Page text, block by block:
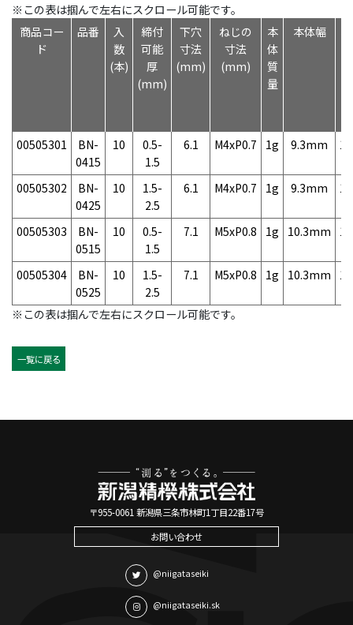
※この表は掴んで左右にスクロール可能です。
商品コー
ド
品番
入
数
(本)
締付
可能
厚
(mm)
下穴
寸法
(mm)
ねじの
寸法
(mm)
本
体
質
量
本体幅
00505301
BN-
0415
10
0.5-
1.5
6.1 M4xP0.7 1g 9.3mm
00505302
BN-
0425
10
1.5-
2.5
6.1 M4xP0.7 1g 9.3mm
00505303
BN-
0515
10
0.5-
1.5
7.1 M5xP0.8 1g 10.3mm
00505304
BN-
0525
10
1.5-
2.5
7.1 M5xP0.8 1g 10.3mm
※この表は掴んで左右にスクロール可能です。
一覧に戻る
〒955-0061 新潟県三条市林町1丁目22番17号
お問い合わせ
@niigataseiki
@niigataseiki.sk